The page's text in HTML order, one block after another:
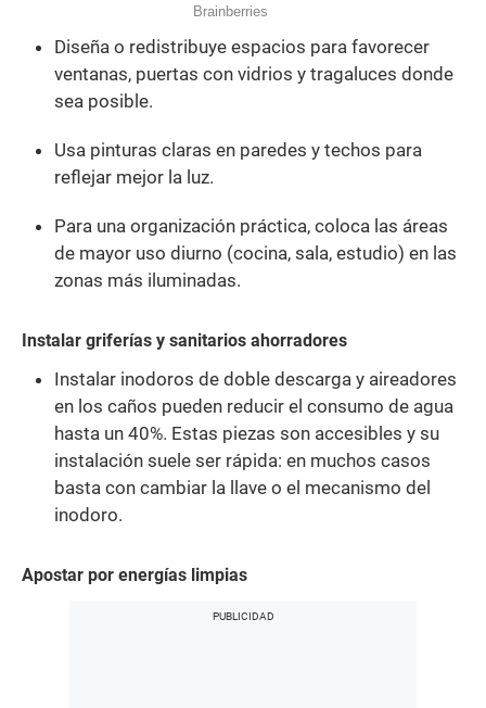
Diseña o redistribuye espacios para favorecer
ventanas, puertas con vidrios y tragaluces donde
sea posible.
Usa pinturas claras en paredes y techos para
reflejar mejor la luz.
Para una organización práctica, coloca las áreas
de mayor uso diurno (cocina, sala, estudio) en las
zonas más iluminadas.
Instalar griferías y sanitarios ahorradores
Instalar inodoros de doble descarga y aireadores
en los caños pueden reducir el consumo de agua
hasta un 40%. Estas piezas son accesibles y su
instalación suele ser rápida: en muchos casos
basta con cambiar la llave o el mecanismo del
inodoro.
Apostar por energías limpias